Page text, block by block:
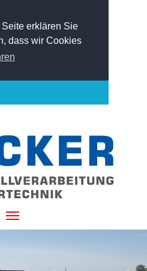
erklären Sie
dass wir Cookies